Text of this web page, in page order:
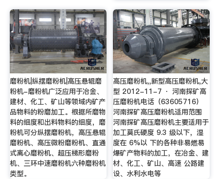
磨粉机|纵摆磨粉机|高压悬辊磨
粉机-磨粉机广泛应用于冶金、
建材、化工、矿山等领域内矿产
品物料的粉磨加工。根据所磨物
料的细度和出料物料的细度，磨
粉机可分纵摆磨粉机，高压悬辊
磨粉机、高压微粉磨粉机、直通
式离心磨粉机、超压梯形磨粉
机、三环中速磨粉机六种磨粉机
类型。
高压磨粉机,,新型高压磨粉机,大
型 2012-11-7 · 河南探矿高
压磨粉机电话（63605716）
河南探矿高压磨粉机适用范围
河南探矿高压磨粉机主要适用于
加工莫氏硬度 9.3 级以下，湿
度在 6%以 下的各种非易燃易
爆矿产物料的加工，在冶金、建
材、化工、矿山、高速 公路建
设、水利水电等